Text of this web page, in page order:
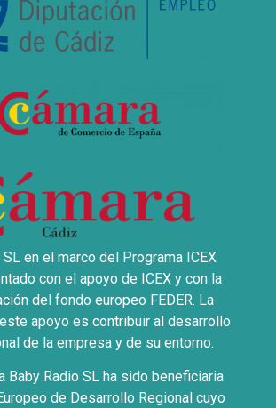
en el marco del Programa ICEX
con el apoyo de ICEX y con la
del fondo europeo FEDER. La
apoyo es contribuir al desarrollo
de la empresa y de su entorno.
Baby Radio SL ha sido beneficiaria
de Desarrollo Regional cuyo